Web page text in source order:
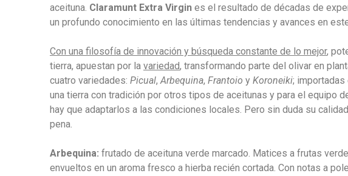
aceituna. Claramunt Extra Virgin es el resultado de décadas de
un profundo conocimiento en las últimas tendencias y avances en
Con una filosofía de innovación y búsqueda constante de lo mejor,
tierra, apuestan por la variedad, transformando parte del olivar en
cuatro variedades: Picual,Arbequina, Frantoio y Koroneiki; importadas
una tierra con tradición por otros tipos de aceitunas y para el equipo
hay que adaptarlos a las condiciones locales. Pero sin duda su
pena.
Arbequina: frutado de aceituna verde marcado. Matices a frutas
envueltos en un aroma fresco a hierba recién cortada. Con notas a